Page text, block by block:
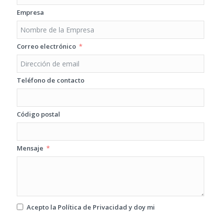
Empresa
Correo electrónico
Teléfono de contacto
Código postal
Mensaje
Acepto la Política de Privacidad y doy mi